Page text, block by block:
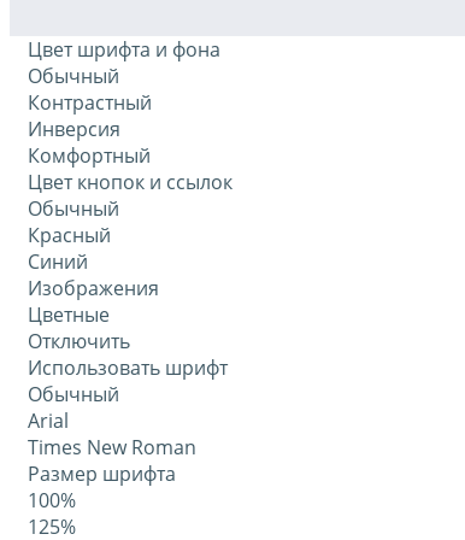
Цвет шрифта и фона
Обычный
Контрастный
Инверсия
Комфортный
Цвет кнопок и ссылок
Обычный
Красный
Синий
Изображения
Цветные
Отключить
Использовать шрифт
Обычный
Arial
Times New Roman
Размер шрифта
100%
125%